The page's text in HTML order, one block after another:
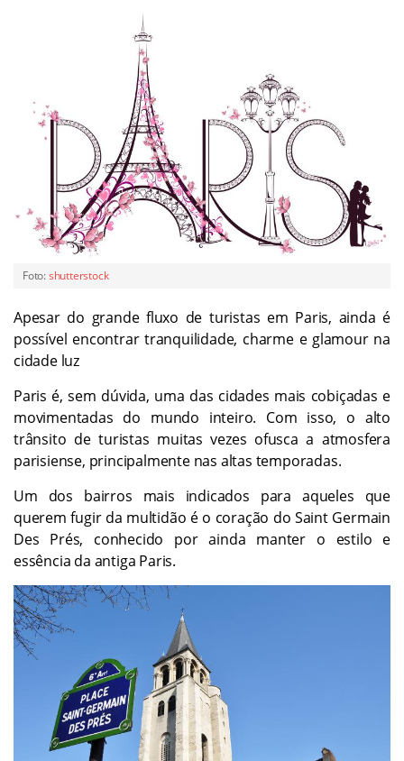
Foto:shutterstock
Apesar do grande fluxo de turistas em Paris, ainda é
possível encontrar tranquilidade, charme e glamour na
cidade luz
Paris é, sem dúvida, uma das cidades mais cobiçadas e
movimentadas do mundo inteiro. Com isso, o alto
trânsito de turistas muitas vezes ofusca a atmosfera
parisiense, principalmente nas altas temporadas.
Um dos bairros mais indicados para aqueles que
querem fugir da multidão é o coração do Saint Germain
Des Prés, conhecido por ainda manter o estilo e
essência da antiga Paris.